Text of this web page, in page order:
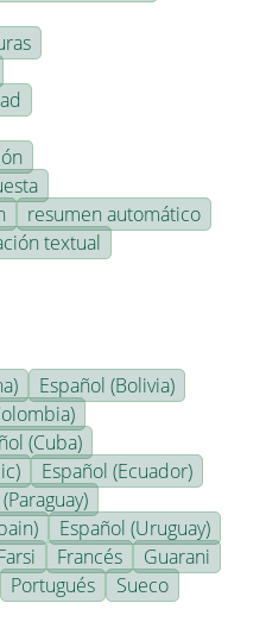
resumen automático
textual
Español (Bolivia)
(Cuba)
Español (Ecuador)
Español (Uruguay)
Francés
Guarani
Portugués
Sueco